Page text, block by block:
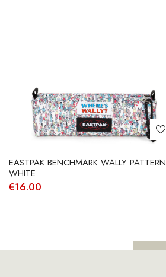
EASTPAK BENCHMARK WALLY PATTERN
WHITE
€16.00